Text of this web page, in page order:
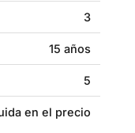
3
15 años
5
en el precio